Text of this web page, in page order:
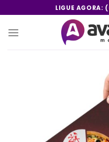
to
content
LIGUE